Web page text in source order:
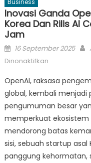
Business
Inovasi Ganda
Korea Dan Rilis AI
Jam
Posted
on
16 September 2025
Dinonaktifkanpada
Ganda
OpenAI:
Soroti
Startup
Seni
Korea
dan
OpenAI, raksasa
global, kembali
pengumuman besar
memperkuat
mendorong batas
sisi, sebuah startup
panggung kehormatan,